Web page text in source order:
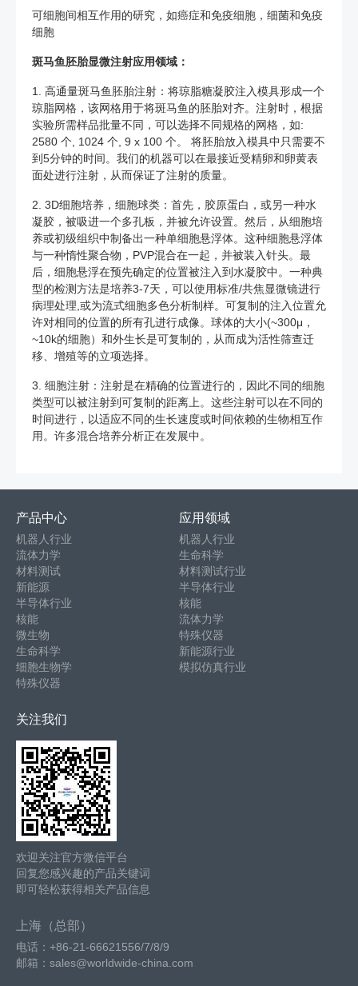
可细胞间相互作用的研究，如癌症和免疫细胞，细菌和免疫
细胞
斑马鱼胚胎显微注射应用领域：
1. 高通量斑马鱼胚胎注射：将琼脂糖凝胶注入模具形成一个
琼脂网格，该网格用于将斑马鱼的胚胎对齐。注射时，根据
实验所需样品批量不同，可以选择不同规格的网格，如:
2580 个, 1024 个, 9 x 100 个。 将胚胎放入模具中只需要不
到5分钟的时间。我们的机器可以在最接近受精卵和卵黄表
面处进行注射，从而保证了注射的质量。
2. 3D细胞培养，细胞球类：首先，胶原蛋白，或另一种水
凝胶，被吸进一个多孔板，并被允许设置。然后，从细胞培
养或初级组织中制备出一种单细胞悬浮体。这种细胞悬浮体
与一种惰性聚合物，PVP混合在一起，并被装入针头。最
后，细胞悬浮在预先确定的位置被注入到水凝胶中。一种典
型的检测方法是培养3-7天，可以使用标准/共焦显微镜进行
病理处理,或为流式细胞多色分析制样。可复制的注入位置允
许对相同的位置的所有孔进行成像。球体的大小(~300μ，
~10k的细胞）和外生长是可复制的，从而成为活性筛查迁
移、增殖等的立项选择。
3. 细胞注射：注射是在精确的位置进行的，因此不同的细胞
类型可以被注射到可复制的距离上。这些注射可以在不同的
时间进行，以适应不同的生长速度或时间依赖的生物相互作
用。许多混合培养分析正在发展中。
产品中心
机器人行业
流体力学
材料测试
新能源
半导体行业
核能
微生物
生命科学
细胞生物学
特殊仪器
应用领域
机器人行业
生命科学
材料测试行业
半导体行业
核能
流体力学
特殊仪器
新能源行业
模拟仿真行业
关注我们
欢迎关注官方微信平台
回复您感兴趣的产品关键词
即可轻松获得相关产品信息
上海（总部）
电话：+86-21-66621556/7/8/9
邮箱：sales@worldwide-china.com